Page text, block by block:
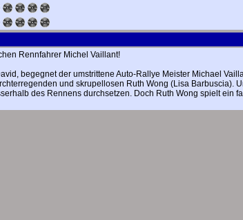
Rennfahrer Michel Vaillant!
begegnet der umstrittene Auto-Rallye Meister Michael
und skrupellosen Ruth Wong (Lisa Barbuscia).
des Rennens durchsetzen. Doch Ruth Wong spielt ein